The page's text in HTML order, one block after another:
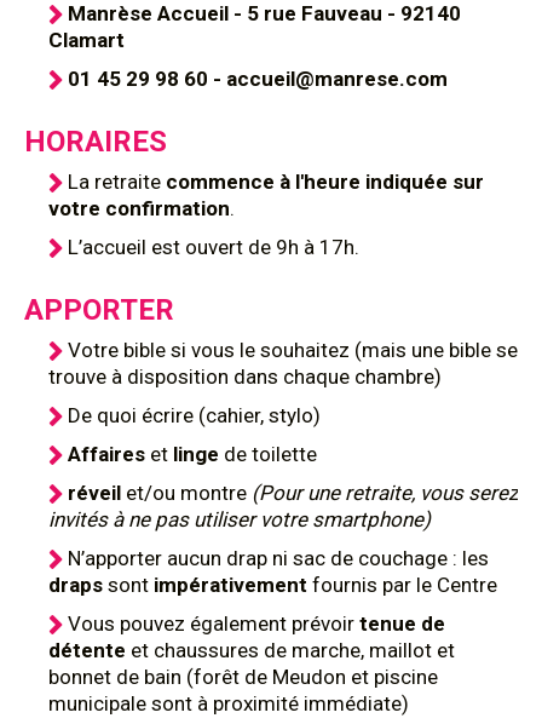
Manrèse Accueil - 5 rue Fauveau - 92140
Clamart
01 45 29 98 60 - accueil@manrese.com
HORAIRES
La retraite commence à l'heure indiquée sur
votre confirmation.
L’accueil est ouvert de 9h à 17h.
APPORTER
Votre bible si vous le souhaitez (mais une bible se
trouve à disposition dans chaque chambre)
De quoi écrire (cahier, stylo)
Affaires et linge de toilette
réveil et/ou montre (Pour une retraite, vous serez
invités à ne pas utiliser votre smartphone)
N’apporter aucun drap ni sac de couchage : les
draps sont impérativement fournis par le Centre
Vous pouvez également prévoir tenue de
détente et chaussures de marche, maillot et
bonnet de bain (forêt de Meudon et piscine
municipale sont à proximité immédiate)